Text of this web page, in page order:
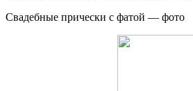
Свадебные прически с фатой — фото